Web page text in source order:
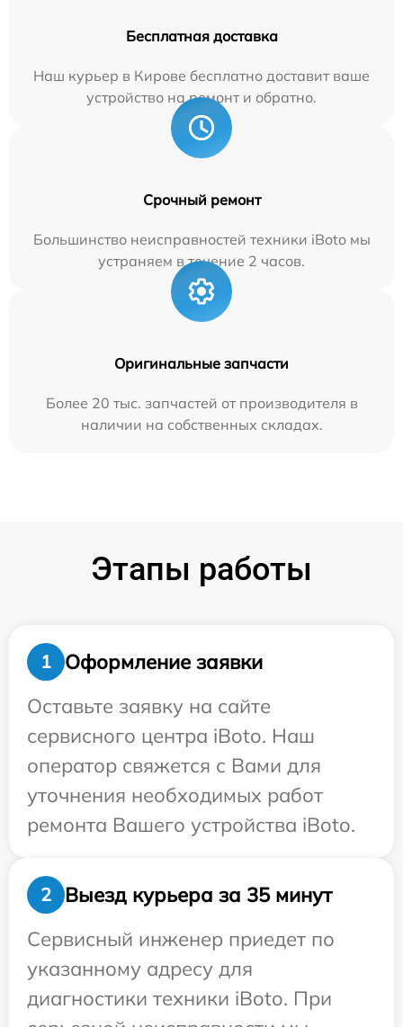
Бесплатная доставка
Наш курьер в Кирове бесплатно доставит ваше
устройство на ремонт и обратно.
Срочный ремонт
Большинство неисправностей техники iBoto мы
устраняем в течение 2 часов.
Оригинальные запчасти
Более 20 тыс. запчастей от производителя в
наличии на собственных складах.
Этапы работы
1
Оформление заявки
Оставьте заявку на сайте
сервисного центра iBoto. Наш
оператор свяжется с Вами для
уточнения необходимых работ
ремонта Вашего устройства iBoto.
2
Выезд курьера за 35 минут
Сервисный инженер приедет по
указанному адресу для
диагностики техники iBoto. При